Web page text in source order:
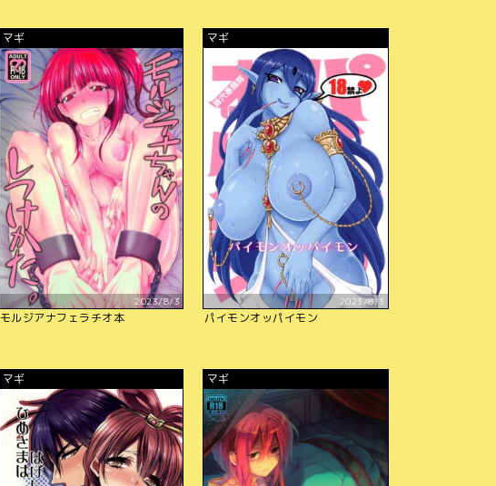
マギ
2023/8/3
モルジアナフェラチオ本
マギ
2023/8/3
パイモンオッパイモン
マギ マギ